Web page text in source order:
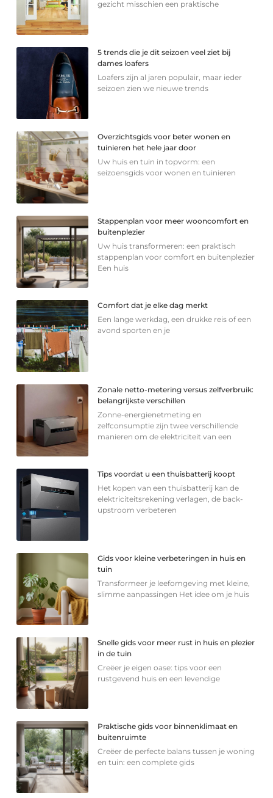
gezicht misschien een praktische
5 trends die je dit seizoen veel ziet bij
dames loafers
Loafers zijn al jaren populair, maar ieder
seizoen zien we nieuwe trends
Overzichtsgids voor beter wonen en
tuinieren het hele jaar door
Uw huis en tuin in topvorm: een
seizoensgids voor wonen en tuinieren
Stappenplan voor meer wooncomfort en
buitenplezier
Uw huis transformeren: een praktisch
stappenplan voor comfort en buitenplezier
Een huis
Comfort dat je elke dag merkt
Een lange werkdag, een drukke reis of een
avond sporten en je
Zonale netto-metering versus zelfverbruik:
belangrijkste verschillen
Zonne-energienetmeting en
zelfconsumptie zijn twee verschillende
manieren om de elektriciteit van een
Tips voordat u een thuisbatterij koopt
Het kopen van een thuisbatterij kan de
elektriciteitsrekening verlagen, de back-
upstroom verbeteren
Gids voor kleine verbeteringen in huis en
tuin
Transformeer je leefomgeving met kleine,
slimme aanpassingen Het idee om je huis
Snelle gids voor meer rust in huis en plezier
in de tuin
Creëer je eigen oase: tips voor een
rustgevend huis en een levendige
Praktische gids voor binnenklimaat en
buitenruimte
Creëer de perfecte balans tussen je woning
en tuin: een complete gids